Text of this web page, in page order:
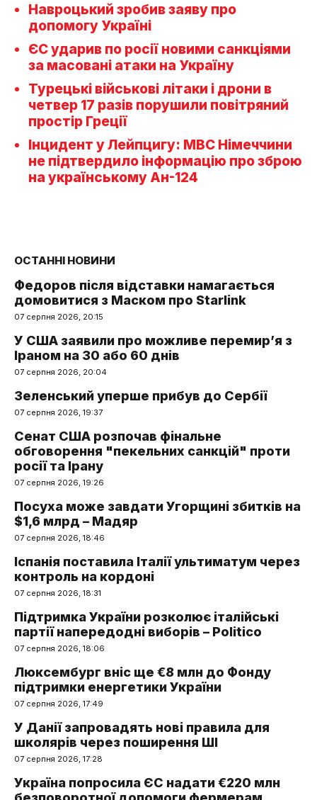
Навроцький зробив заяву про
допомогу Україні
ЄС ударив по росії новими санкціями
за масовані атаки на Україну
Турецькі військові літаки і дрони в
четвер 17 разів порушили повітряний
простір Греції
Інцидент у Лейпцигу: МВС Німеччини
не підтвердило інформацію про зброю
на українському Ан-124
ОСТАННІ НОВИНИ
Федоров після відставки намагається
домовитися з Маском про Starlink
07 серпня 2026, 20:15
У США заявили про можливе перемир’я з
Іраном на 30 або 60 днів
07 серпня 2026, 20:04
Зеленський уперше прибув до Сербії
07 серпня 2026, 19:37
Сенат США розпочав фінальне
обговорення "пекельних санкцій" проти
росії та Ірану
07 серпня 2026, 19:26
Посуха може завдати Угорщині збитків на
$1,6 млрд – Мадяр
07 серпня 2026, 18:46
Іспанія поставила Італії ультиматум через
контроль на кордоні
07 серпня 2026, 18:31
Підтримка України розколює італійські
партії напередодні виборів – Politico
07 серпня 2026, 18:06
Люксембург вніс ще €8 млн до Фонду
підтримки енергетики України
07 серпня 2026, 17:49
У Данії запровадять нові правила для
школярів через поширення ШІ
07 серпня 2026, 17:28
Україна попросила ЄС надати €220 млн